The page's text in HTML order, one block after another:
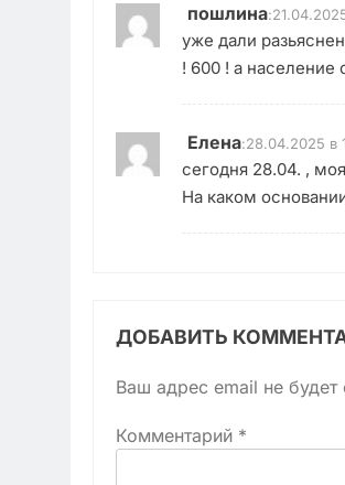
пошлина:
уже дали
! 600 ! а население
Елена:28.04.2025 в
сегодня 28.04. ,
На каком
ДОБАВИТЬ
Ваш адрес email не будет
Комментарий *